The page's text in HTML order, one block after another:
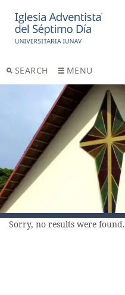
SEARCH MENU
Sorry, no results were found.